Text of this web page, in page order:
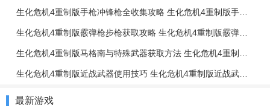
最新游戏